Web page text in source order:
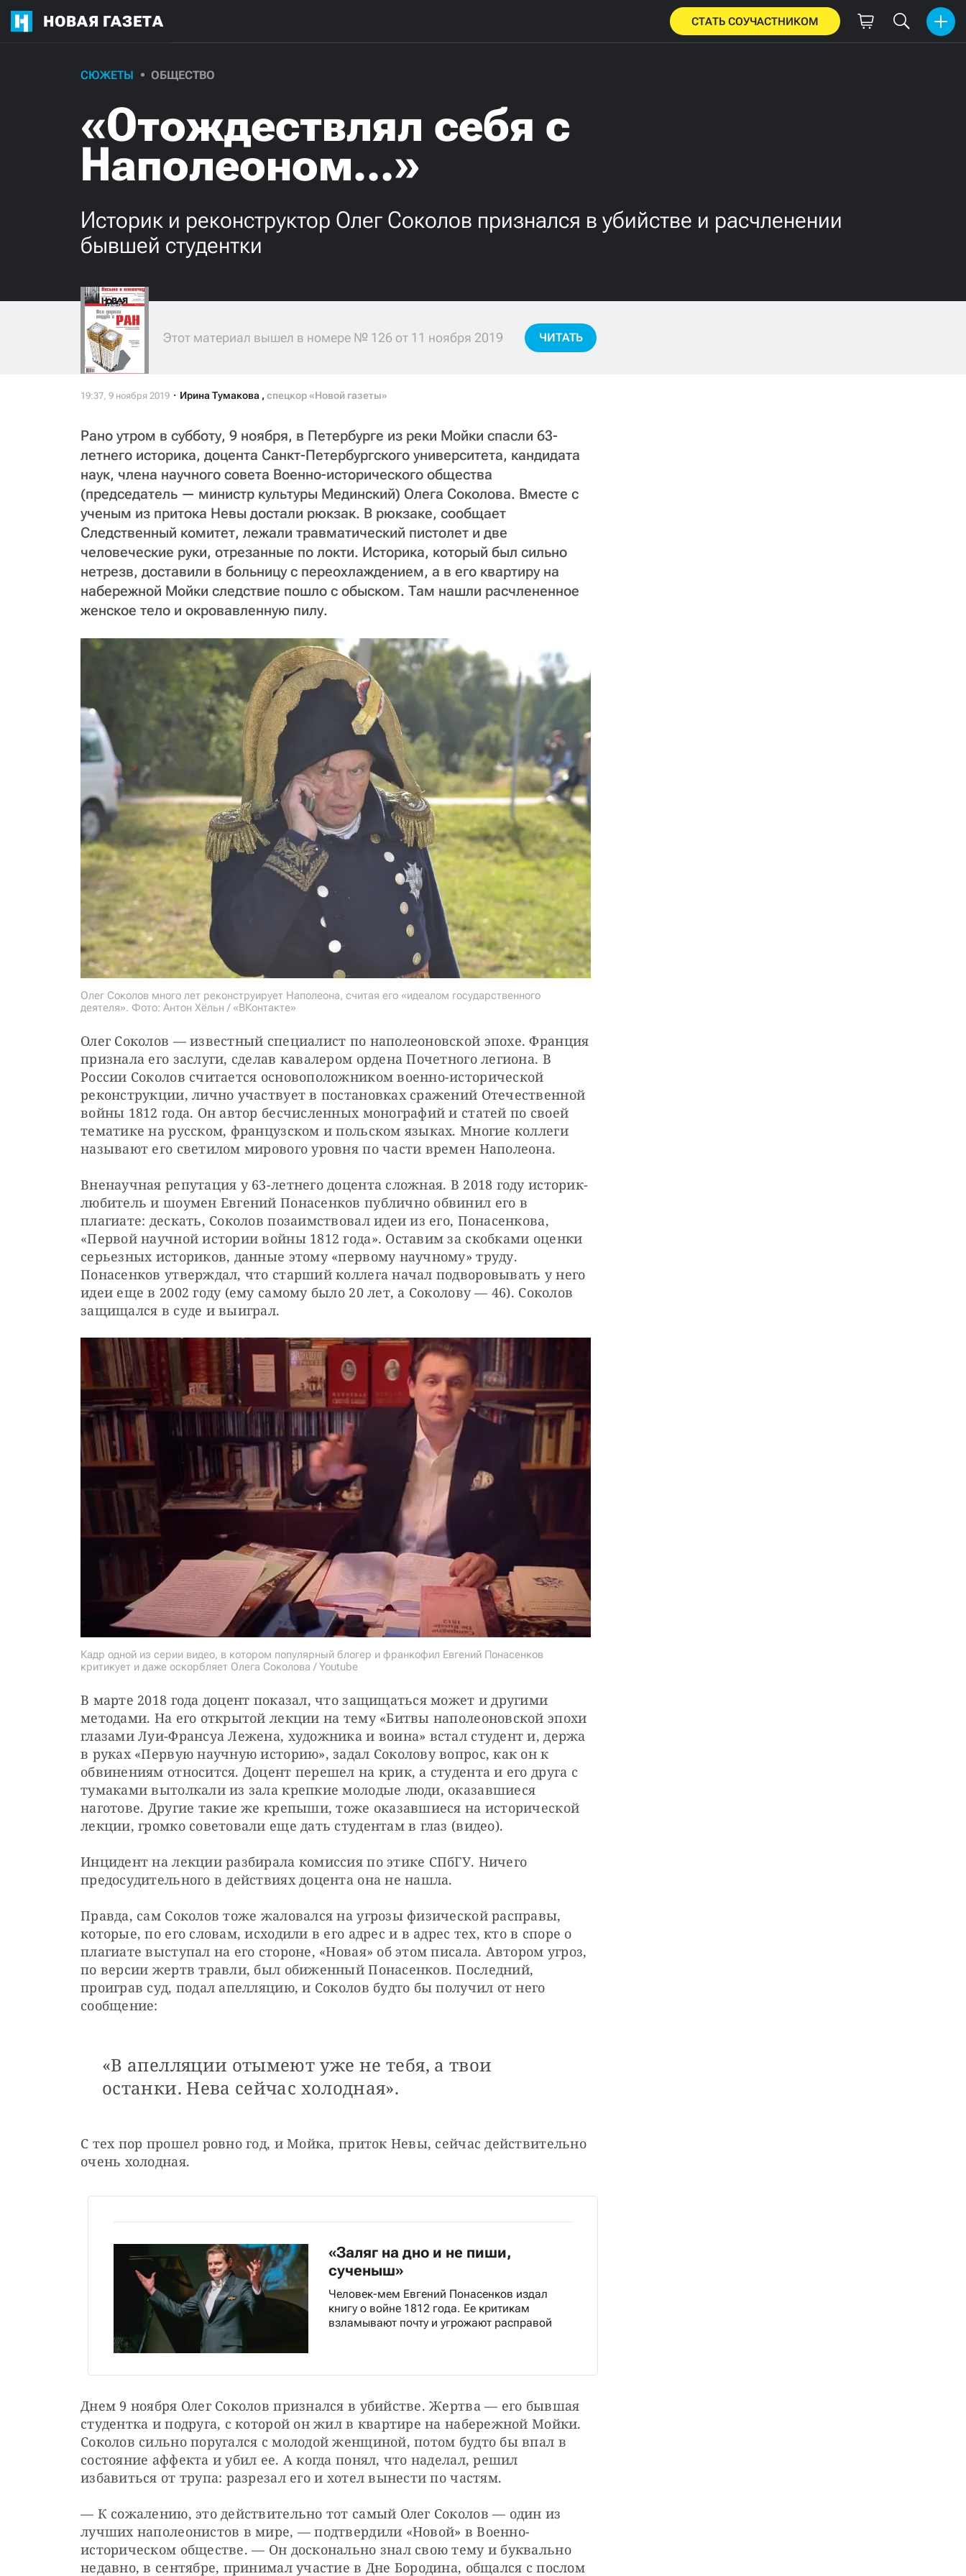
НОВАЯ ГАЗЕТА СТАТЬ СОУЧАСТНИКОМ
СЮЖЕТЫ ОБЩЕСТВО
«Отождествлял себя с
Наполеоном…»
Историк и реконструктор Олег Соколов признался в убийстве и расчленении
бывшей студентки
Этот материал вышел в номере № 126 от 11 ноября 2019 ЧИТАТЬ
Ирина Тумакова , спецкор «Новой газеты»
Рано утром в субботу, 9 ноября, в Петербурге из реки Мойки спасли 63-
летнего историка, доцента Санкт-Петербургского университета, кандидата
наук, члена научного совета Военно-исторического общества
(председатель — министр культуры Мединский) Олега Соколова. Вместе с
ученым из притока Невы достали рюкзак. В рюкзаке, сообщает
Следственный комитет, лежали травматический пистолет и две
человеческие руки, отрезанные по локти. Историка, который был сильно
нетрезв, доставили в больницу с переохлаждением, а в его квартиру на
набережной Мойки следствие пошло с обыском. Там нашли расчлененное
женское тело и окровавленную пилу.
Олег Соколов много лет реконструирует Наполеона, считая его «идеалом государственного
деятеля». Фото: Антон Хёльн / «ВКонтакте»
Олег Соколов — известный специалист по наполеоновской эпохе. Франция
признала его заслуги, сделав кавалером ордена Почетного легиона. В
России Соколов считается основоположником военно-исторической
реконструкции, лично участвует в постановках сражений Отечественной
войны 1812 года. Он автор бесчисленных монографий и статей по своей
тематике на русском, французском и польском языках. Многие коллеги
называют его светилом мирового уровня по части времен Наполеона.
Вненаучная репутация у 63-летнего доцента сложная. В 2018 году историк-
любитель и шоумен Евгений Понасенков публично обвинил его в
плагиате: дескать, Соколов позаимствовал идеи из его, Понасенкова,
«Первой научной истории войны 1812 года». Оставим за скобками оценки
серьезных историков, данные этому «первому научному» труду.
Понасенков утверждал, что старший коллега начал подворовывать у него
идеи еще в 2002 году (ему самому было 20 лет, а Соколову — 46). Соколов
защищался в суде и выиграл.
Кадр одной из серии видео, в котором популярный блогер и франкофил Евгений Понасенков
критикует и даже оскорбляет Олега Соколова / Youtube
В марте 2018 года доцент показал, что защищаться может и другими
методами. На его открытой лекции на тему «Битвы наполеоновской эпохи
глазами Луи-Франсуа Лежена, художника и воина» встал студент и, держа
в руках «Первую научную историю», задал Соколову вопрос, как он к
обвинениям относится. Доцент перешел на крик, а студента и его друга с
тумаками вытолкали из зала крепкие молодые люди, оказавшиеся
наготове. Другие такие же крепыши, тоже оказавшиеся на исторической
лекции, громко советовали еще дать студентам в глаз (видео).
Инцидент на лекции разбирала комиссия по этике СПбГУ. Ничего
предосудительного в действиях доцента она не нашла.
Правда, сам Соколов тоже жаловался на угрозы физической расправы,
которые, по его словам, исходили в его адрес и в адрес тех, кто в споре о
плагиате выступал на его стороне, «Новая» об этом писала. Автором угроз,
по версии жертв травли, был обиженный Понасенков. Последний,
проиграв суд, подал апелляцию, и Соколов будто бы получил от него
сообщение:
«В апелляции отымеют уже не тебя, а твои
останки. Нева сейчас холодная».
С тех пор прошел ровно год, и Мойка, приток Невы, сейчас действительно
очень холодная.
«Заляг на дно и не пиши,
сученыш»
Человек-мем Евгений Понасенков издал
книгу о войне 1812 года. Ее критикам
взламывают почту и угрожают расправой
Днем 9 ноября Олег Соколов признался в убийстве. Жертва — его бывшая
студентка и подруга, с которой он жил в квартире на набережной Мойки.
Соколов сильно поругался с молодой женщиной, потом будто бы впал в
состояние аффекта и убил ее. А когда понял, что наделал, решил
избавиться от трупа: разрезал его и хотел вынести по частям.
— К сожалению, это действительно тот самый Олег Соколов — один из
лучших наполеонистов в мире, — подтвердили «Новой» в Военно-
историческом обществе. — Он досконально знал свою тему и буквально
недавно, в сентябре, принимал участие в Дне Бородина, общался с послом